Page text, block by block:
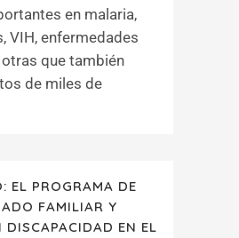
en malaria,
VIH, enfermedades
que también
de miles de
EL PROGRAMA DE
FAMILIAR Y
DISCAPACIDAD EN EL